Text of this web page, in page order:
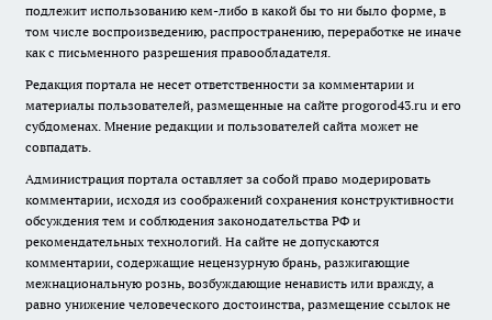
подлежит использованию кем-либо в какой бы то ни было форме, в
том числе воспроизведению, распространению, переработке не иначе
как с письменного разрешения правообладателя.
Редакция портала не несет ответственности за комментарии и
материалы пользователей, размещенные на сайте progorod43.ru и его
субдоменах. Мнение редакции и пользователей сайта может не
совпадать.
Администрация портала оставляет за собой право модерировать
комментарии, исходя из соображений сохранения конструктивности
обсуждения тем и соблюдения законодательства РФ и
рекомендательных технологий. На сайте не допускаются
комментарии, содержащие нецензурную брань, разжигающие
межнациональную рознь, возбуждающие ненависть или вражду, а
равно унижение человеческого достоинства, размещение ссылок не